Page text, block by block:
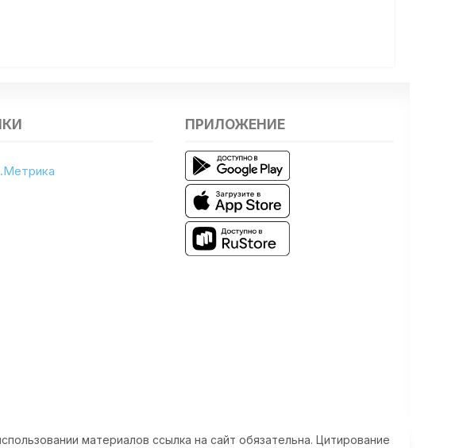
ПРИЛОЖЕНИЕ
материалов ссылка на сайт обязательна. Цитирование